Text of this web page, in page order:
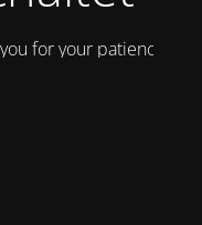
for your patience!